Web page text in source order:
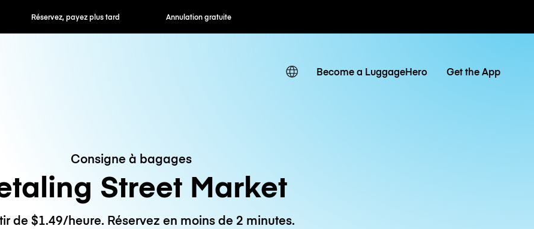
plus tard Annulation gratuite Tarifs horaires / journaliers
Become a LuggageHero Get the App
Consigne à bagages
Street Market
de $1.49/heure. Réservez en moins de 2 minutes.